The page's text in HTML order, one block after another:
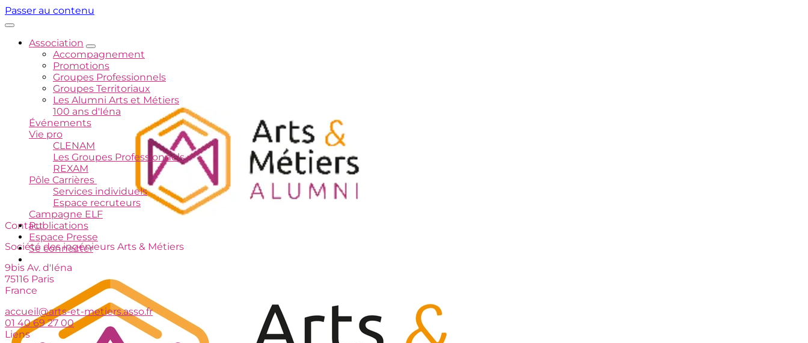
Passer au contenu
Association
Accompagnement
Promotions
Groupes Professionnels
Groupes Territoriaux
Les Alumni Arts et Métiers
100 ans d'Iéna
Événements
Vie pro
CLENAM
Les Groupes Professionnels
REXAM
Pôle Carrières
Services individuels
Espace recruteurs
Campagne ELF
Publications
Espace Presse
Se connecter
Contact
Société des ingénieurs Arts & Métiers
9bis Av. d'Iéna
75116 Paris
France
accueil@arts-et-metiers.asso.fr
01 40 69 27 00
Liens